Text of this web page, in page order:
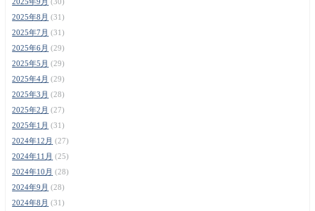
2025年8月 (31)
2025年7月 (31)
2025年6月 (29)
2025年5月 (29)
2025年4月 (29)
2025年3月 (28)
2025年2月 (27)
2025年1月 (31)
2024年12月 (27)
2024年11月 (25)
2024年10月 (28)
2024年9月 (28)
2024年8月 (31)